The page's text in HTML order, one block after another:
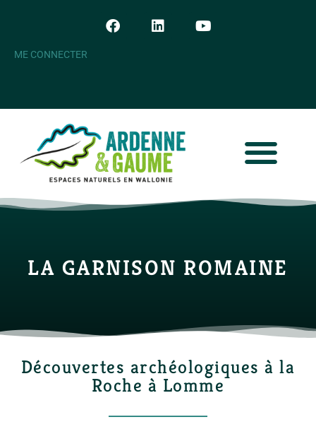
ME CONNECTER
LA GARNISON ROMAINE
Découvertes archéologiques à la
Roche à Lomme